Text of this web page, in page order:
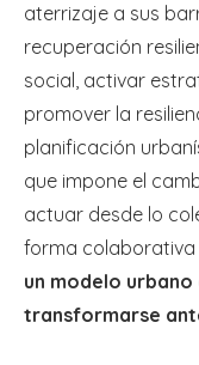
aterrizaje a sus
recuperación
social, activar
promover la
planificación
que impone el
actuar desde lo
forma colaborativa
un modelo
transformarse